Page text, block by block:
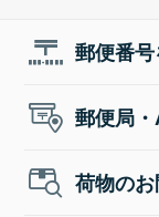
郵便番
郵便局
荷物の